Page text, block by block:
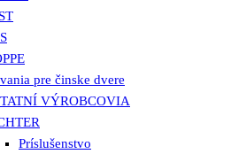
pre činske dvere
VÝROBCOVIA
Príslušenstvo